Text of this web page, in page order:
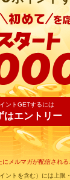
ントGETするには
はエントリー
にメルマガが配信され
ントを含む）には上限